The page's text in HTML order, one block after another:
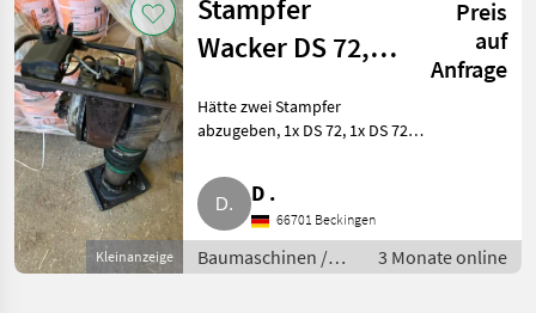
Kleinanzeige
Stampfer
Wacker DS 72,
Preis
auf
Anfrage
Hätte zwei Stampfer
abzugeben, 1x DS 72, 1x DS 720.
Motoren. Motoren drehen beide
frei. Aus Zeitmangel abzugeben.
Baumaschinen Kleingeräte
D .
66701 Beckingen
Baumaschinen /
Kleingeräte
3 Monate online